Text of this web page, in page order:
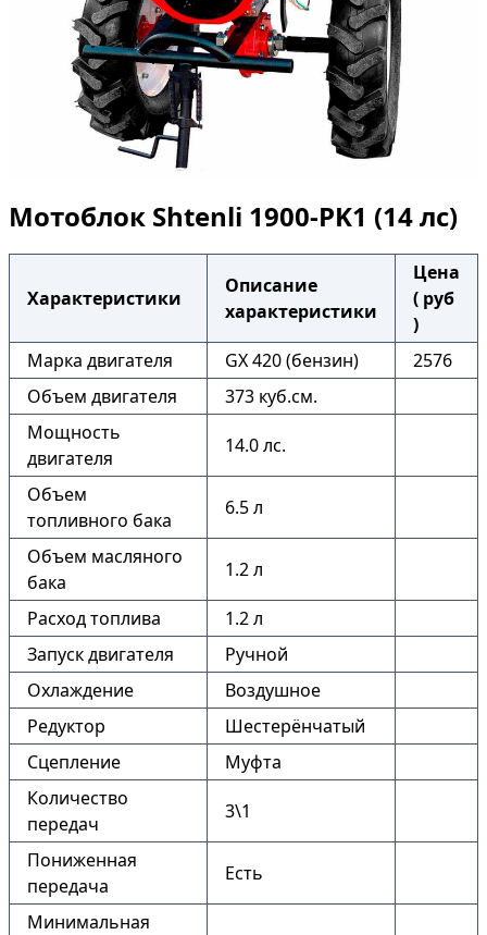
Мотоблок Shtenli 1900-PK1 (14 лс)
Характеристики
Описание
характеристики
Цена
( руб
)
Марка двигателя
GX 420 (бензин)
2576
Объем двигателя
373 куб.см.
Мощность
двигателя
14.0 лс.
Объем
топливного бака
6.5 л
Объем масляного
бака
1.2 л
Расход топлива
1.2 л
Запуск двигателя
Ручной
Охлаждение
Воздушное
Редуктор
Шестерёнчатый
Сцепление
Муфта
Количество
передач
3\1
Пониженная
передача
Есть
Минимальная